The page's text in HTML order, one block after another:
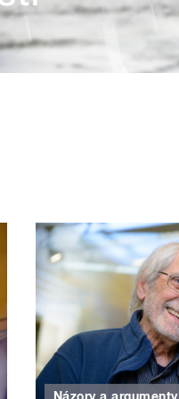
Názory a argumenty